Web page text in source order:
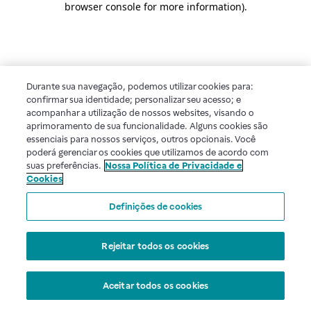
browser console for more information).
Durante sua navegação, podemos utilizar cookies para:
confirmar sua identidade; personalizar seu acesso; e
acompanhar a utilização de nossos websites, visando o
aprimoramento de sua funcionalidade. Alguns cookies são
essenciais para nossos serviços, outros opcionais. Você
poderá gerenciar os cookies que utilizamos de acordo com
suas preferências. Nossa Política de Privacidade e
Cookies
Definições de cookies
Rejeitar todos os cookies
Aceitar todos os cookies